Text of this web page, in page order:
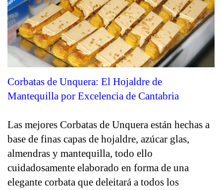
Corbatas de Unquera: El Hojaldre de
Mantequilla por Excelencia de Cantabria
Las mejores Corbatas de Unquera están hechas a
base de finas capas de hojaldre, azúcar glas,
almendras y mantequilla, todo ello
cuidadosamente elaborado en forma de una
elegante corbata que deleitará a todos los